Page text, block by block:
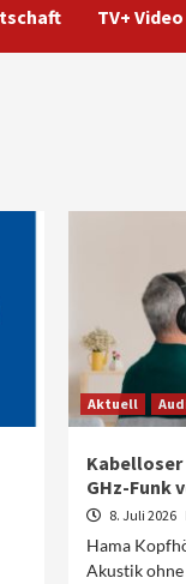
TV+ Video
Aktuell
GHz-Funk
8. Juli 2026
Hama
Akustik